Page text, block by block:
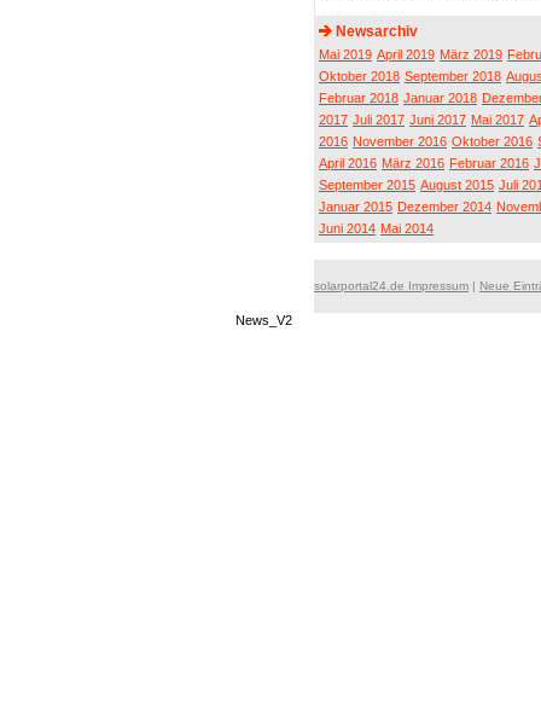
Newsarchiv
Mai 2019 April 2019 März 2019
Oktober 2018 September 2018
Februar 2018 Januar 2018
2017 Juli 2017 Juni 2017 Mai 2017
2016 November 2016 Oktober 2016
April 2016 März 2016 Februar 2016
September 2015 August 2015 Juli
Januar 2015 Dezember 2014
Juni 2014 Mai 2014
solarportal24.de Impressum | Neue
News_V2